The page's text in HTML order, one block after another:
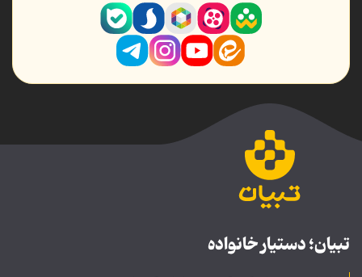
تبیان؛ دستیار خانواده